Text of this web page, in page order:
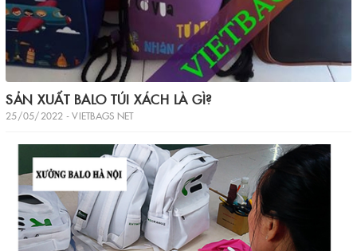
SẢN XUẤT BALO TÚI XÁCH LÀ GÌ?
25/05/2022 - VIETBAGS NET